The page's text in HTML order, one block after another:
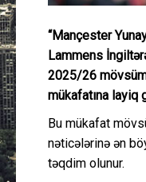
“Mançester
Lammens
2025/26
mükafatına layiq
Bu mükafat
nəticələrinə ən
təqdim olunur.